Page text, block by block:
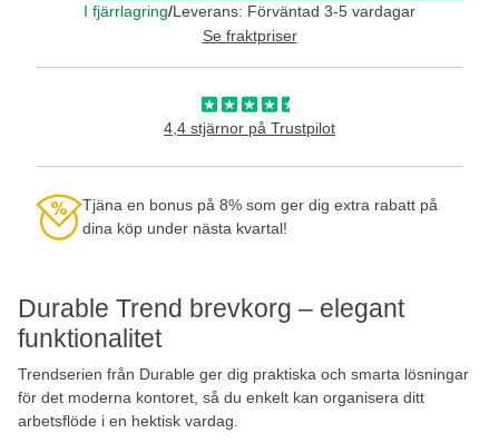
Durable Trend brevkorg – elegant
funktionalitet
Trendserien från Durable ger dig praktiska och smarta lösningar
för det moderna kontoret, så du enkelt kan organisera ditt
arbetsflöde i en hektisk vardag.
I fjärrlagring/Leverans: Förväntad 3-5 vardagar
Se fraktpriser
4,4 stjärnor på Trustpilot
Tjäna en bonus på 8% som ger dig extra rabatt på
dina köp under nästa kvartal!